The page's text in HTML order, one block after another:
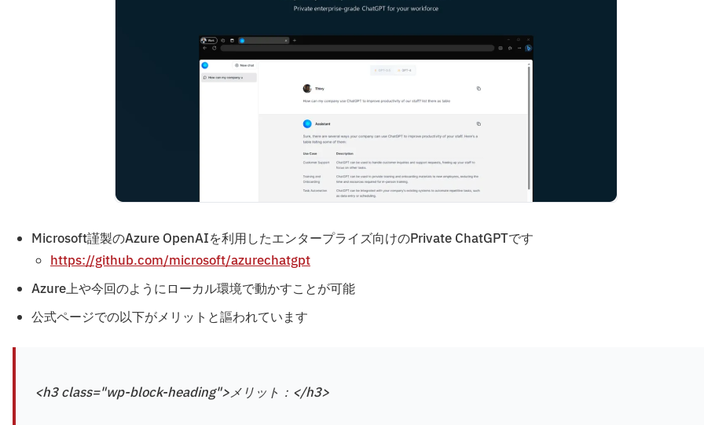
Microsoft謹製のAzure OpenAIを利用したエンタープライズ向けのPrivate ChatGPTです
https://github.com/microsoft/azurechatgpt
Azure上や今回のようにローカル環境で動かすことが可能
公式ページでの以下がメリットと謳われています
<h3 class="wp-block-heading">メリット：</h3>